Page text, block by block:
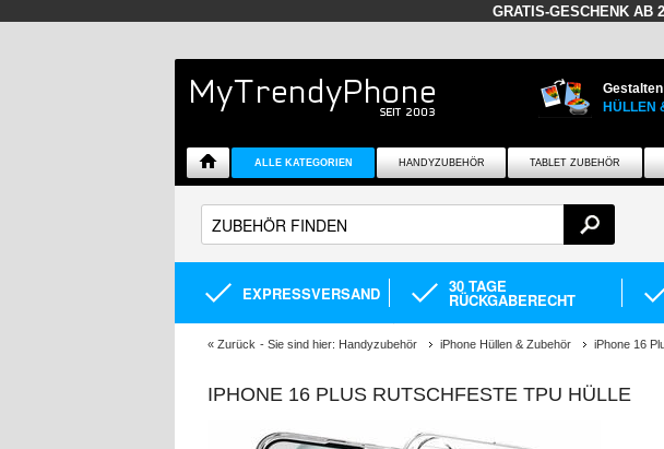
GRATIS-GESCHENK AB
HÜLLEN
ALLE KATEGORIEN HANDYZUBEHÖR TABLET ZUBEHÖR
EXPRESSVERSAND 30 TAGE
RÜCKGABERECHT
« Zurück - Sie sind hier: Handyzubehör iPhone Hüllen & Zubehör iPhone 16
IPHONE 16 PLUS RUTSCHFESTE TPU HÜLLE